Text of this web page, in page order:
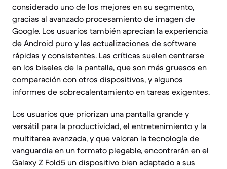
considerado uno de los mejores en su segmento,
gracias al avanzado procesamiento de imagen de
Google. Los usuarios también aprecian la experiencia
de Android puro y las actualizaciones de software
rápidas y consistentes. Las críticas suelen centrarse
en los biseles de la pantalla, que son más gruesos en
comparación con otros dispositivos, y algunos
informes de sobrecalentamiento en tareas exigentes.
Los usuarios que priorizan una pantalla grande y
versátil para la productividad, el entretenimiento y la
multitarea avanzada, y que valoran la tecnología de
vanguardia en un formato plegable, encontrarán en el
Galaxy Z Fold5 un dispositivo bien adaptado a sus